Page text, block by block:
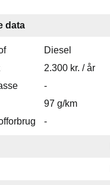
data
Diesel
2.300 kr. / år
-
97 g/km
-